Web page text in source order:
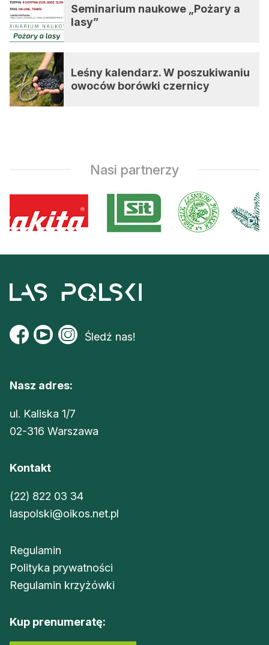
Seminarium naukowe „Pożary a
lasy”
Leśny kalendarz. W poszukiwaniu
owoców borówki czernicy
Nasi partnerzy
Śledź nas!
Nasz adres:
ul. Kaliska 1/7
02-316 Warszawa
Kontakt
(22) 822 03 34
laspolski@oikos.net.pl
Regulamin
Polityka prywatności
Regulamin krzyżówki
Kup prenumeratę: